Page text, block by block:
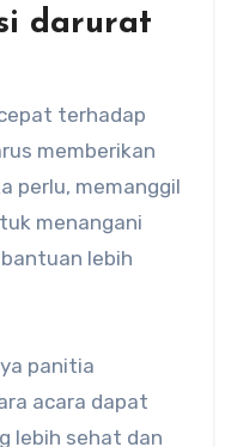
darurat
terhadap
memberikan
perlu, memanggil
menangani
lebih
panitia
acara dapat
lebih sehat dan